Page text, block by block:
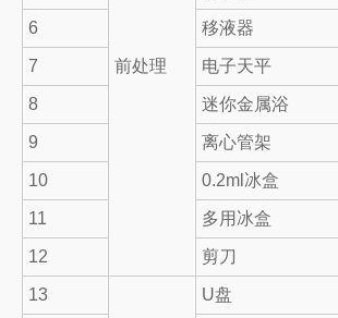
前处理
6 移液器
7 电子天平
8 迷你金属浴
9 离心管架
10 0.2ml冰盒
11 多用冰盒
12 剪刀
13 U盘